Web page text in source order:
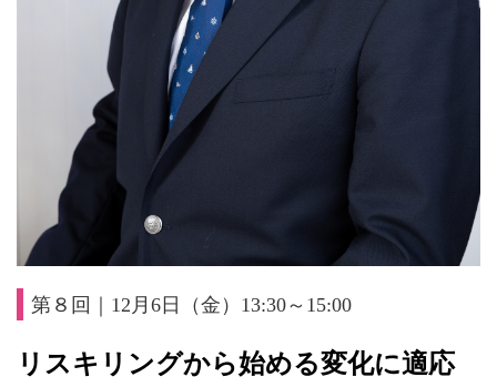
第８回｜12月6日（金）13:30～15:00
リスキリングから始める変化に適応